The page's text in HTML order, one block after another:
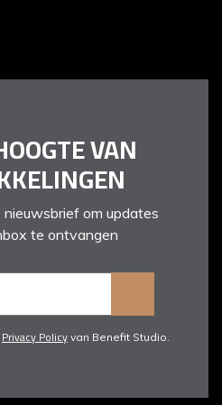
VAN
om updates
te ontvangen
Privacy Policy van Benefit Studio.